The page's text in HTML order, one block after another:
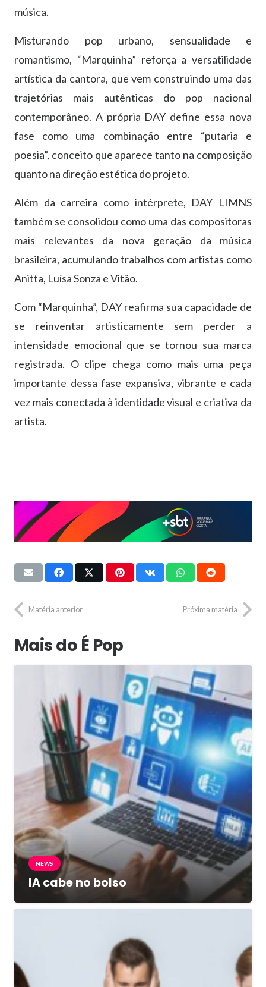
música.
Misturando pop urbano, sensualidade e
romantismo, “Marquinha” reforça a versatilidade
artística da cantora, que vem construindo uma das
trajetórias mais autênticas do pop nacional
contemporâneo. A própria DAY define essa nova
fase como uma combinação entre “putaria e
poesia”, conceito que aparece tanto na composição
quanto na direção estética do projeto.
Além da carreira como intérprete, DAY LIMNS
também se consolidou como uma das compositoras
mais relevantes da nova geração da música
brasileira, acumulando trabalhos com artistas como
Anitta, Luísa Sonza e Vitão.
Com “Marquinha”, DAY reafirma sua capacidade de
se reinventar artisticamente sem perder a
intensidade emocional que se tornou sua marca
registrada. O clipe chega como mais uma peça
importante dessa fase expansiva, vibrante e cada
vez mais conectada à identidade visual e criativa da
artista.
Matéria anterior Próxima matéria
Mais do É Pop
NEWS
IA cabe no bolso